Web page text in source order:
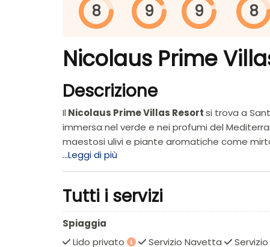
8 9 9 8
Nicolaus Prime
Descrizione
Il Nicolaus Prime Villas Resortsi trova a
immersa nel verde e nei profumi del
maestosi ulivi e piante aromatiche come
camere, mentre le restanti sistemazioni
dai toni turchesi e un ambiente tranquillo che
SPIAGGIA
Una delle più belle spiagge di Costa Rei con
piacevole passeggiata o golf car con
...Leggi di più
Tutti i servizi
Spiaggia
Lido privato
Servizio Navetta